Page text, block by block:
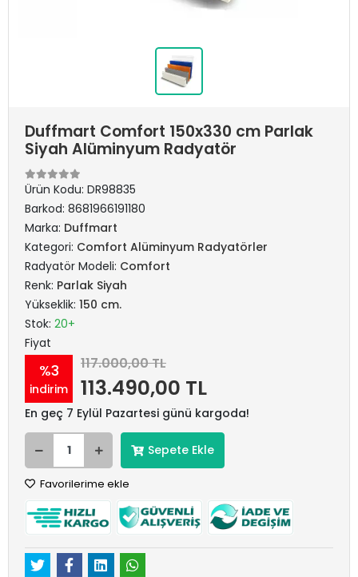
Duffmart Comfort 150x330 cm Parlak
Siyah Alüminyum Radyatör
Ürün Kodu: DR98835
Barkod: 8681966191180
Marka: Duffmart
Kategori: Comfort Alüminyum Radyatörler
Radyatör Modeli: Comfort
Renk: Parlak Siyah
Yükseklik: 150 cm.
Stok: 20+
Fiyat
%3
indirim
117.000,00 TL
113.490,00 TL
En geç 7 Eylül Pazartesi günü kargoda!
Sepete Ekle
Favorilerime ekle